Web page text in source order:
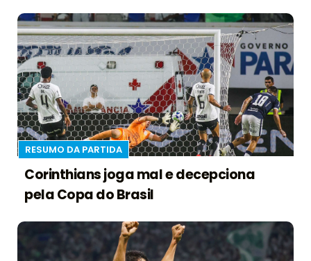
RESUMO DA PARTIDA
Corinthians joga mal e decepciona
pela Copa do Brasil